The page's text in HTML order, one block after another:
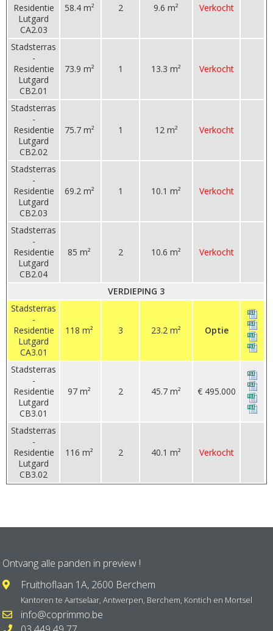
Residentie
Lutgard
CA2.03
58.4 m² 2 9.6 m² Verkocht
Stadsterras
-
Residentie
Lutgard
CB2.01
73.9 m² 1 13.3 m² Verkocht
Stadsterras
-
Residentie
Lutgard
CB2.02
75.7 m² 1 12 m² Verkocht
Stadsterras
-
Residentie
Lutgard
CB2.03
69.2 m² 1 10.1 m² Verkocht
Stadsterras
-
Residentie
Lutgard
CB2.04
85 m² 2 10.6 m² Verkocht
VERDIEPING 3
Stadsterras
-
Residentie
Lutgard
CA3.01
118 m² 3 23.2 m² Optie
Stadsterras
-
Residentie
Lutgard
CB3.01
97 m² 2 45.7 m² € 495.000
Stadsterras
-
Residentie
Lutgard
CB3.02
116 m² 2 40.1 m² Verkocht
Ontvang alle panden in preview !
Fruithoflaan 1A, 2600 Berchem
Kantoren teAartselaar,Antwerpen, Berchem, Kontich en Mortsel
info@coprimmo.be